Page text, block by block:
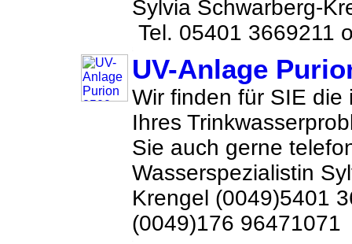
Sylvia Schwarberg-
Tel. 05401 3669211
UV-Anlage
Wir finden für SIE die
Ihres
Sie auch gerne
Wasserspezialistin
Krengel (0049)5401
(0049)176